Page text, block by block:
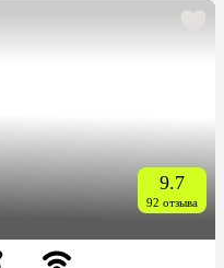
9.7
92 отзыва